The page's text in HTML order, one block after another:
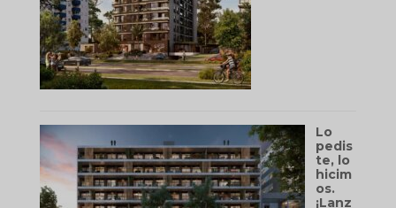
Lo
pedis
te, lo
hicim
os.
¡Lanz